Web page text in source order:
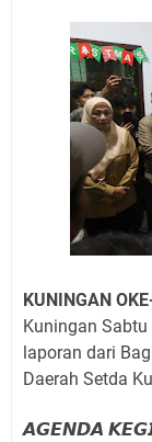
KUNINGAN
Kuningan Sabtu
laporan dari
Daerah Setda
𝘼𝙂𝙀𝙉𝘿𝘼